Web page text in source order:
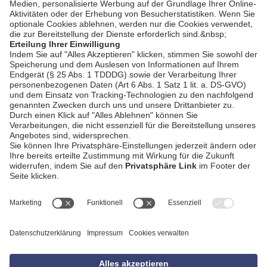
AGB
Datenschutzerklärung
Empfang